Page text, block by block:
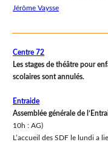
Jérôme Vaysse
Centre 72
Les stages de théâtre pour
scolaires sont annulés.
Entraide
Assemblée générale de
10h : AG)
L’accueil des SDF le lundi a